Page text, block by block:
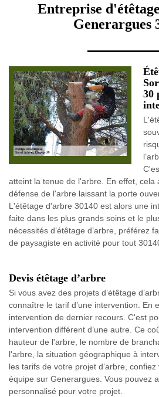
Entreprise
Generargues
30
atteint la tenue de l'arbre. En effet, cela
défense de l'arbre laissant la porte
L'étêtage d'arbre 30140 est alors une
faite dans les plus grands soins et le
nécessités d’étêtage d’arbre, préférez
de paysagiste en activité pour tout
Devis étêtage d’arbre
Si vous avez des projets d’étêtage
connaître le tarif d’une intervention. En
intervention de dernier recours. C'est
intervention différent d’une autre. Ce
hauteur de l'arbre, le nombre de
l'arbre, la situation géographique à
les tarifs de votre projet d’arbre,
équipe sur Generargues. Vous pouvez
personnalisé pour votre projet.